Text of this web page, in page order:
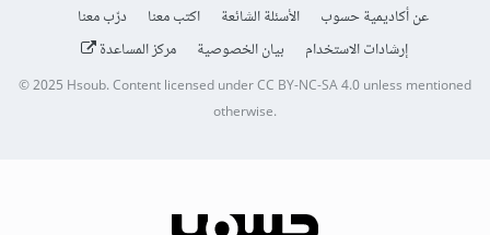
عن أكاديمية حسوب الأسئلة الشائعة اكتب معنا
درّب معنا
إرشادات الاستخدام
بيان الخصوصية مركز المساعدة
© 2025Hsoub.Content licensed underCC BY-NC-SA 4.0unless mentioned
otherwise.